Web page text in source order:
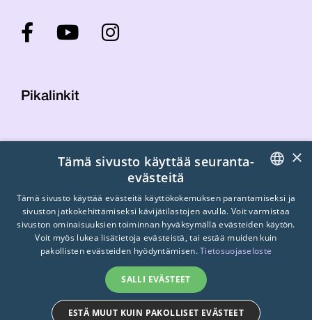
Pikalinkit
Laskutustiedot
Tietosuojaseloste
Turvallisemman tilan periaatteet
FINNISH
SWEDISH
×
Tämä sivusto käyttää seuranta-
evästeitä
Tämä sivusto käyttää evästeitä käyttökokemuksen parantamiseksi ja
sivuston jatkokehittämiseksi kävijätilastojen avulla. Voit varmistaa
sivuston ominaisuuksien toiminnan hyväksymällä evästeiden käytön.
Voit myös lukea lisätietoja evästeistä, tai estää muiden kuin
pakollisten evästeiden hyödyntämisen.Tietosuojaseloste
SALLI EVÄSTEET
ESTÄ MUUT KUIN PAKOLLISET EVÄSTEET